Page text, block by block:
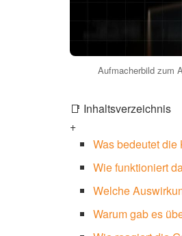
Aufmacherbild zum
📑 Inhaltsverzeichnis
+
Was bedeutet
Wie funktioniert
Welche
Warum gab es